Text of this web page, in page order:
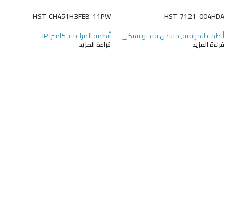
HST-7121-004HDA
أنظمة المراقبة,مسجل فيديو شبكي
قراءة المزيد
HST-CH451H3FEB-11PW
أنظمة المراقبة,كاميرا IP
قراءة المزيد